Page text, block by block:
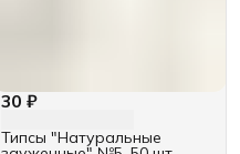
30 ₽
Типсы "Натуральные